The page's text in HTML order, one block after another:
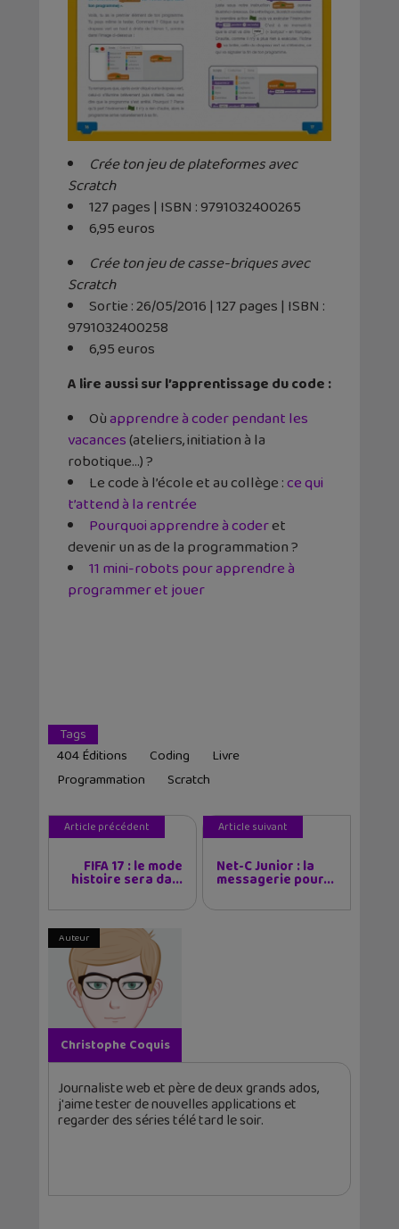
Crée ton jeu de plateformes avec
Scratch
127 pages | ISBN : 9791032400265
6,95 euros
Crée ton jeu de casse-briques avec
Scratch
Sortie :26/05/2016| 127 pages | ISBN :
9791032400258
6,95 euros
A lire aussi sur l’apprentissage du code :
Oùapprendre à coder pendant les
vacances(ateliers, initiation à la
robotique…) ?
Le code à l’école et au collège :ce qui
t’attend à la rentrée
Pourquoi apprendre à coderet
devenir un as de la programmation ?
11 mini-robots pour apprendre à
programmer et jouer
Tags
404 Éditions
Coding
Livre
Programmation
Scratch
Article précédent
FIFA 17 : le mode
histoire sera da...
Article suivant
Net-C Junior : la
messagerie pour...
Auteur
Christophe Coquis
Journaliste web et père de deux grands ados,
j'aime tester de nouvelles applications et
regarder des séries télé tard le soir.